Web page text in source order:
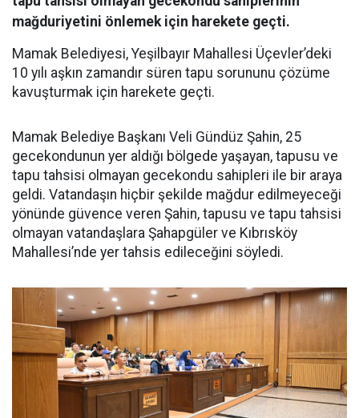
mağduriyetini önlemek için harekete geçti.
Mamak Belediyesi, Yeşilbayır Mahallesi Üçevler’deki
10 yılı aşkın zamandır süren tapu sorununu çözüme
kavuşturmak için harekete geçti.
Mamak Belediye Başkanı Veli Gündüz Şahin, 25
gecekondunun yer aldığı bölgede yaşayan, tapusu ve
tapu tahsisi olmayan gecekondu sahipleri ile bir araya
geldi. Vatandaşın hiçbir şekilde mağdur edilmeyeceği
yönünde güvence veren Şahin, tapusu ve tapu tahsisi
olmayan vatandaşlara Şahapgüler ve Kıbrısköy
Mahallesi’nde yer tahsis edileceğini söyledi.